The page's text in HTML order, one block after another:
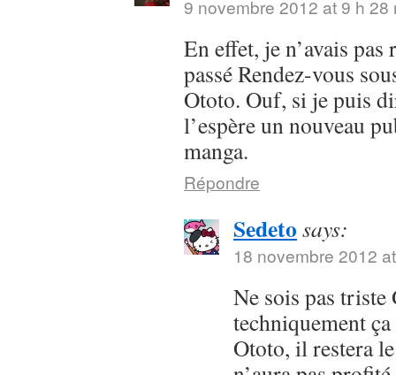
9 novembre 2012 at 9 h 28
En effet, je n’avais
passé Rendez-vous
Ototo. Ouf, si je puis
l’espère un nouveau
manga.
Répondre
Sedeto says:
18 novembre 2012
Ne sois pas
techniquement
Ototo, il restera